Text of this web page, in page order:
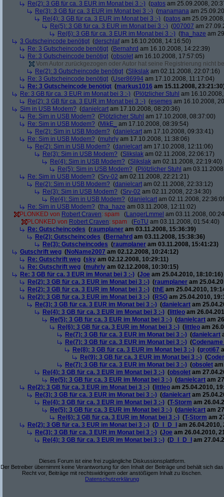
Re(2): 3 GB für ca. 3 EUR im Monat bei 3 :-) (patos am 25.09.2008,
Re(3): 3 GB für ca. 3 EUR im Monat bei 3 :-) (manamana am
Re(4): 3 GB für ca. 3 EUR im Monat bei 3 :-) (patos am
Re(5): 3 GB für ca. 3 EUR im Monat bei 3 :-) (007007 am
Re(6): 3 GB für ca. 3 EUR im Monat bei 3 :-) (tha_haze am
3 Gutscheincode benötigt (derschlafam 16.10.2008, 14:16:50)
Re: 3 Gutscheincode benötigt (Bernahrd am 16.10.2008, 14:22:39)
Re: 3 Gutscheincode benötigt (obsolet am 16.10.2008, 17:57:05)
Vom Autor zurückgezogen oder Autor hat seine Registrierung nicht
Re(2): 3 Gutscheincode benötigt (Slikslak am 02.11.2008, 22:07:16)
Re: 3 Gutscheincode benötigt (User86994 am 17.10.2008, 11:17:04)
Re: 3 Gutscheincode benötigt (markus1016 am 15.11.2008,
Re: 3 GB für ca. 3 EUR im Monat bei 3 :-) (Plötzlicher Stuhl am
Re(2): 3 GB für ca. 3 EUR im Monat bei 3 :-) (esemes am 16.10.2008,
Sim in USB Modem? (danielcart am 17.10.2008, 08:20:36)
Re: Sim in USB Modem? (Plötzlicher Stuhl am 17.10.2008, 08:37:00)
Re: Sim in USB Modem? (MikE_
am 17.10.2008, 08:39:54)
Re(2): Sim in USB Modem? (danielcart am 17.10.2008, 09:33:41)
Re: Sim in USB Modem? (muhrly am 17.10.2008, 11:38:06)
Re(2): Sim in USB Modem? (danielcart am 17.10.2008, 12:11:06)
Re(3): Sim in USB Modem? (Slikslak am 02.11.2008, 22:06:17)
Re(4): Sim in USB Modem? (Slikslak am 02.11.2008, 22:19:40)
Re(5): Sim in USB Modem? (Plötzlicher Stuhl am
Re: Sim in USB Modem? (Srv-02 am 02.11.2008, 22:21:21)
Re(2): Sim in USB Modem? (danielcart am 02.11.2008, 22:33:12)
Re(3): Sim in USB Modem? (Srv-02 am 02.11.2008, 22:34:30)
Re(4): Sim in USB Modem? (danielcart am 02.11.2008,
Re: Sim in USB Modem? (tha_haze am 03.11.2008, 12:11:02)
PLONKED von Robert Craven: spam (LangerLmmel am 03.11.2008,
PLONKED von Robert Craven: spam (FoTU am 03.11.2008, 01:54:40)
Re: Gutscheincodes (raumplaner am 03.11.2008, 15:36:39)
Re(2): Gutscheincodes (Bernahrd am 03.11.2008, 15:38:36)
Re(3): Gutscheincodes (raumplaner am 03.11.2008, 15:41:23)
Gutschrift weg (NoName2007 am 02.12.2008, 10:24:12)
Re: Gutschrift weg (sky am 02.12.2008, 10:29:11)
Re: Gutschrift weg (muhrly am 02.12.2008, 10:30:15)
Re: 3 GB für ca. 3 EUR im Monat bei 3 :-) (Joe am 25.04.2010, 18:10:16)
Re(2): 3 GB für ca. 3 EUR im Monat bei 3 :-) (raumplaner am
Re(2): 3 GB für ca. 3 EUR im Monat bei 3 :-) (thE am 25.04.2010,
Re(2): 3 GB für ca. 3 EUR im Monat bei 3 :-) (RSG am 25.04.2010,
Re(3): 3 GB für ca. 3 EUR im Monat bei 3 :-) (danielcart am
Re(4): 3 GB für ca. 3 EUR im Monat bei 3 :-) ( littleo am
Re(5): 3 GB für ca. 3 EUR im Monat bei 3 :-) (danielcart am
Re(6): 3 GB für ca. 3 EUR im Monat bei 3 :-) ( littleo am
Re(7): 3 GB für ca. 3 EUR im Monat bei 3 :-) (danielcart
Re(7): 3 GB für ca. 3 EUR im Monat bei 3 :-) (Codename
Re(8): 3 GB für ca. 3 EUR im Monat bei 3 :-) (groti67
Re(9): 3 GB für ca. 3 EUR im Monat bei 3 :-) (
Re(7): 3 GB für ca. 3 EUR im Monat bei 3 :-) (obsolet
Re(4): 3 GB für ca. 3 EUR im Monat bei 3 :-) (obsolet am
Re(5): 3 GB für ca. 3 EUR im Monat bei 3 :-) (danielcart am
Re(2): 3 GB für ca. 3 EUR im Monat bei 3 :-) ( littleo am 25.04.2010,
Re(3): 3 GB für ca. 3 EUR im Monat bei 3 :-) (danielcart am
Re(4): 3 GB für ca. 3 EUR im Monat bei 3 :-) (T-Storm am
Re(5): 3 GB für ca. 3 EUR im Monat bei 3 :-) (danielcart am
Re(6): 3 GB für ca. 3 EUR im Monat bei 3 :-) (T-Storm am
Re(2): 3 GB für ca. 3 EUR im Monat bei 3 :-) (D_I_D_I
am 26.04.2010,
Re(3): 3 GB für ca. 3 EUR im Monat bei 3 :-) (Joe am 26.04.2010,
Re(4): 3 GB für ca. 3 EUR im Monat bei 3 :-) (D_I_D_I am
Dieses Forum ist eine frei zugängliche Diskussionsplattform.
Der Betreiber übernimmt keine Verantwortung für den Inhalt der Beiträge und behält sich das
Recht vor, Beiträge mit rechtswidrigem oder anstößigem Inhalt zu löschen.
Datenschutzerklärung